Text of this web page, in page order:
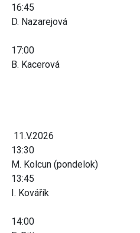
16:45
D. Nazarejová
17:00
B. Kacerová
11.V.2026
13:30
M. Kolcun (pondelok)
13:45
I. Kovářík
14:00